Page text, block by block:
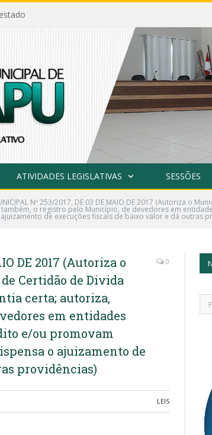
ATIVIDADES LEGISLATIVAS SESSÕES
Nº 253/2017, DE 03 DE MAIO DE 2017 (Autoriza o
o registro pelo Município, de devedores em
de execuções fiscais de baixo valor e dá outras
DE 2017 (Autoriza o
Certidão de Divida
certa; autoriza,
em entidades
e/ou promovam
o ajuizamento de
providências)
0
LEIS